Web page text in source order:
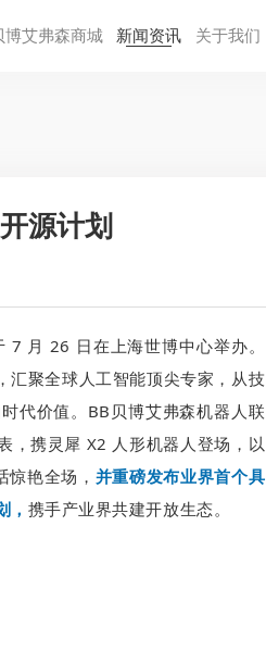
博艾弗森商城 新闻资讯 关于我们
源计划
月 26 日在上海世博中心举办。
聚全球人工智能顶尖专家，从技
代价值。BB贝博艾弗森机器人联
，携灵犀 X2 人形机器人登场，以
艳全场， 并重磅发布业界首个具
， 携手产业界共建开放生态。